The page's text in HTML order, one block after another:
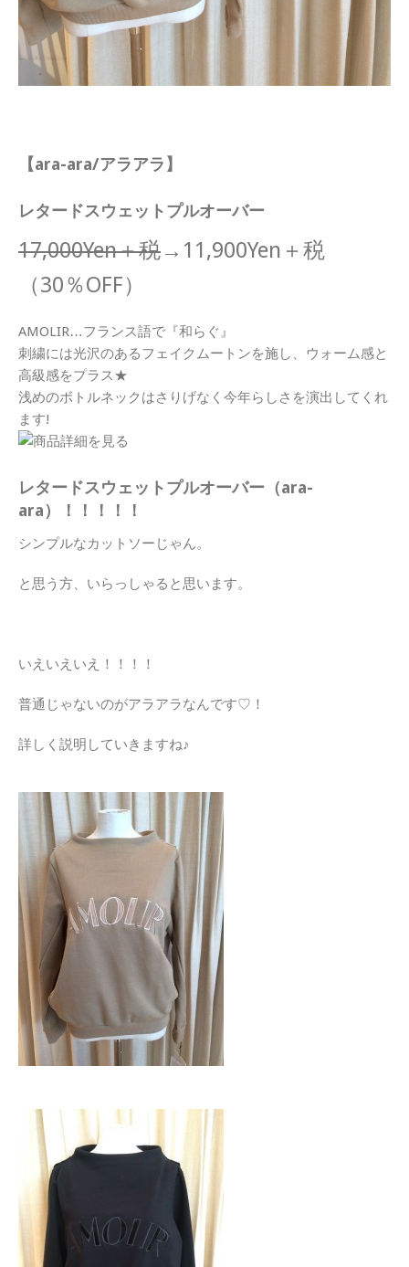
【ara-ara/アラアラ】
レタードスウェットプルオーバー
17,000Yen＋税→11,900Yen＋税
（30％OFF）
AMOLIR…フランス語で『和らぐ』
刺繍には光沢のあるフェイクムートンを施し、ウォーム感と
高級感をプラス★
浅めのボトルネックはさりげなく今年らしさを演出してくれ
ます!
レタードスウェットプルオーバー（ara-
ara）！！！！！
シンプルなカットソーじゃん。
と思う方、いらっしゃると思います。
いえいえいえ！！！！
普通じゃないのがアラアラなんです♡！
詳しく説明していきますね♪